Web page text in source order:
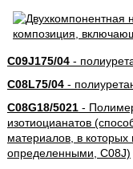
C09J175/04-
C08L75/04-
C08G18/5021-
изотиоцианатов
материалов, в
определенными, C08J)